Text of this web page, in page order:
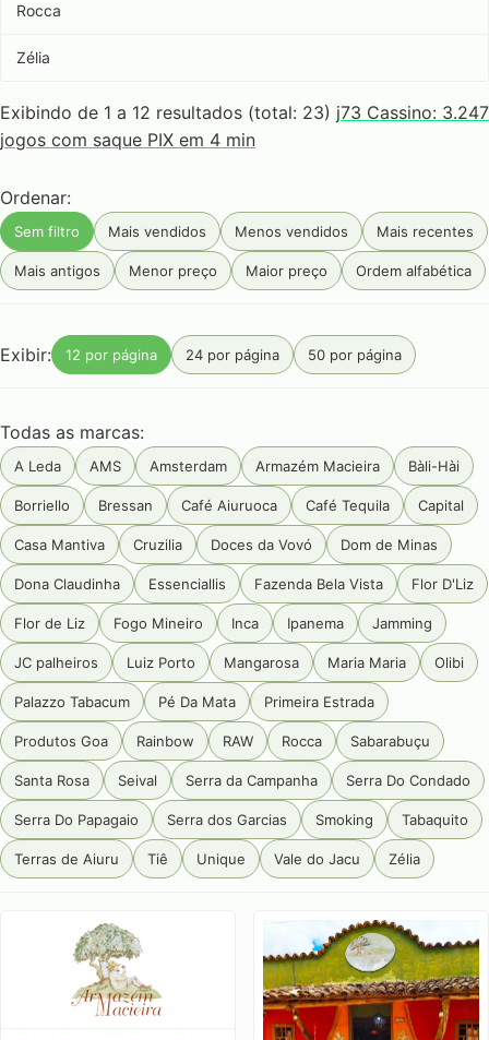
Rocca
Zélia
Exibindo de 1 a 12 resultados (total: 23) j73 Cassino: 3.247
jogos com saque PIX em 4 min
Ordenar:
Sem filtro Mais vendidos Menos vendidos Mais recentes
Mais antigos Menor preço Maior preço Ordem alfabética
Exibir: 12 por página 24 por página 50 por página
Todas as marcas:
A Leda AMS Amsterdam Armazém Macieira Bàli-Hài
Borriello Bressan Café Aiuruoca Café Tequila Capital
Casa Mantiva Cruzilia Doces da Vovó Dom de Minas
Dona Claudinha Essenciallis Fazenda Bela Vista Flor D'Liz
Flor de Liz Fogo Mineiro Inca Ipanema Jamming
JC palheiros Luiz Porto Mangarosa Maria Maria Olibi
Palazzo Tabacum Pé Da Mata Primeira Estrada
Produtos Goa Rainbow RAW Rocca Sabarabuçu
Santa Rosa Seival Serra da Campanha Serra Do Condado
Serra Do Papagaio Serra dos Garcias Smoking Tabaquito
Terras de Aiuru Tiê Unique Vale do Jacu Zélia